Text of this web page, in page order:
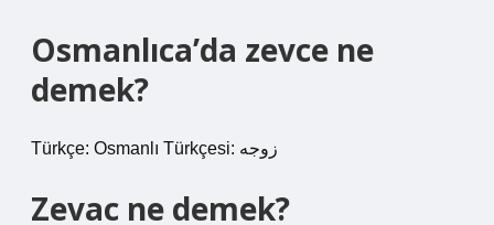
Osmanlıca’da zevce ne
demek?
Zevac ne demek?